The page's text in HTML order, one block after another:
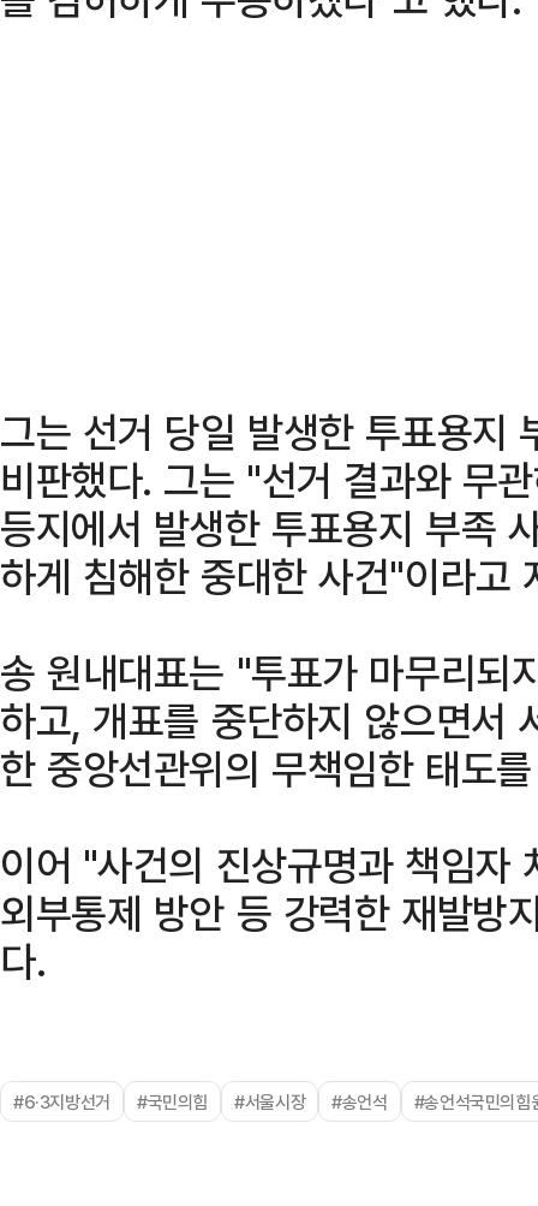
그는 선거 당일 발생한 투표용지
비판했다. 그는 "선거 결과와 무
등지에서 발생한 투표용지 부족
하게 침해한 중대한 사건"이라고
송 원내대표는 "투표가 마무리되
하고, 개표를 중단하지 않으면서
한 중앙선관위의 무책임한 태도
이어 "사건의 진상규명과 책임자
외부통제 방안 등 강력한 재발방
다.
#6·3지방선거 #국민의힘 #서울시장 #송언석 #송언석국민의힘